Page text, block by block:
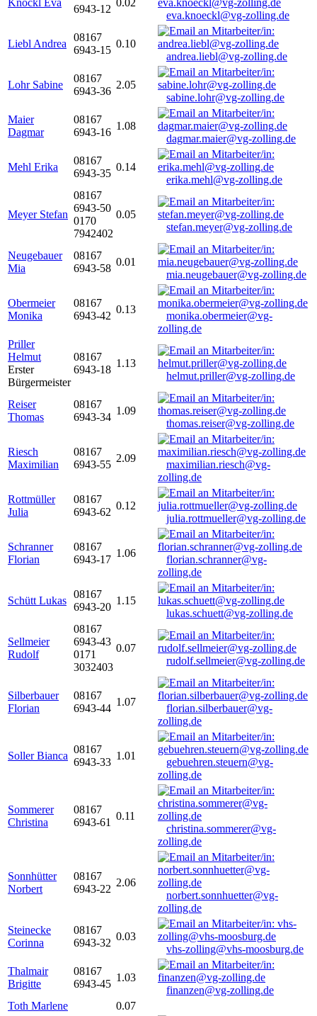
Knöckl Eva
6943-12
0.02
eva.knoeckl@vg-zolling.de
Liebl Andrea
08167
6943-15
0.10
andrea.liebl@vg-zolling.de
Lohr Sabine
08167
6943-36
2.05
sabine.lohr@vg-zolling.de
Maier
Dagmar
08167
6943-16
1.08
dagmar.maier@vg-zolling.de
Mehl Erika
08167
6943-35
0.14
erika.mehl@vg-zolling.de
Meyer Stefan
08167
6943-50
0170
7942402
0.05
stefan.meyer@vg-zolling.de
Neugebauer
Mia
08167
6943-58
0.01
mia.neugebauer@vg-zolling.de
Obermeier
Monika
08167
6943-42
0.13
monika.obermeier@vg-
zolling.de
Priller
Helmut
Erster
Bürgermeister
08167
6943-18
1.13
helmut.priller@vg-zolling.de
Reiser
Thomas
08167
6943-34
1.09
thomas.reiser@vg-zolling.de
Riesch
Maximilian
08167
6943-55
2.09
maximilian.riesch@vg-
zolling.de
Rottmüller
Julia
08167
6943-62
0.12
julia.rottmueller@vg-zolling.de
Schranner
Florian
08167
6943-17
1.06
florian.schranner@vg-
zolling.de
Schütt Lukas
08167
6943-20
1.15
lukas.schuett@vg-zolling.de
Sellmeier
Rudolf
08167
6943-43
0171
3032403
0.07
rudolf.sellmeier@vg-zolling.de
Silberbauer
Florian
08167
6943-44
1.07
florian.silberbauer@vg-
zolling.de
Soller Bianca
08167
6943-33
1.01
gebuehren.steuern@vg-
zolling.de
Sommerer
Christina
08167
6943-61
0.11
christina.sommerer@vg-
zolling.de
Sonnhütter
Norbert
08167
6943-22
2.06
norbert.sonnhuetter@vg-
zolling.de
Steinecke
Corinna
08167
6943-32
0.03
vhs-zolling@vhs-moosburg.de
Thalmair
Brigitte
08167
6943-45
1.03
finanzen@vg-zolling.de
Toth Marlene
0.07